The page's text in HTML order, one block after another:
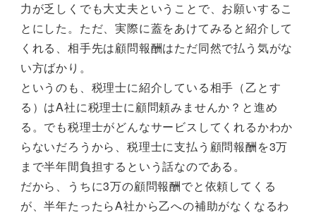
力が乏しくでも大丈夫ということで、お願いするこ
とにした。ただ、実際に蓋をあけてみると紹介して
くれる、相手先は顧問報酬はただ同然で払う気がな
い方ばかり。
というのも、税理士に紹介している相手（乙とす
る）はA社に税理士に顧問頼みませんか？と進め
る。でも税理士がどんなサービスしてくれるかわか
らないだろうから、税理士に支払う顧問報酬を3万
まで半年間負担するという話なのである。
だから、うちに3万の顧問報酬でと依頼してくる
が、半年たったらA社から乙への補助がなくなるわ